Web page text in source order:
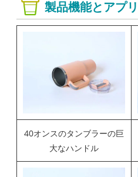
製品機能とアプ
40オンスのタンブラーの巨
大なハンドル